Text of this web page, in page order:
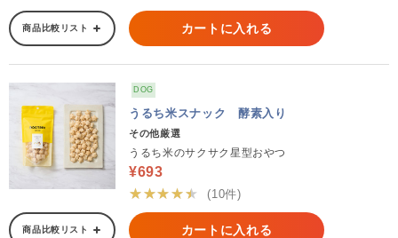
商品比較リスト カートに入れる
DOG
うるち米スナック 酵素入り
その他厳選
うるち米のサクサク星型おやつ
¥693
★★★★★
(10件)
商品比較リスト カートに入れる